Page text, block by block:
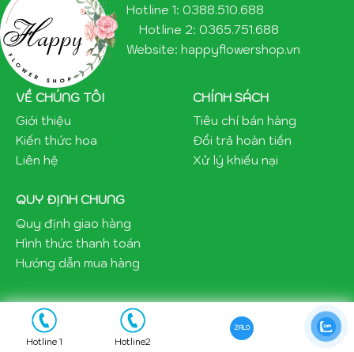
Hotline 1: 0388.510.688
Hotline 2: 0365.751.688
Website: happyflowershop.vn
VỀ CHÚNG TÔI
Giới thiệu
Kiến thức hoa
Liên hệ
CHÍNH SÁCH
Tiêu chí bán hàng
Đổi trả hoàn tiền
Xử lý khiếu nại
QUY ĐỊNH CHUNG
Quy định giao hàng
Hình thức thanh toán
Hướng dẫn mua hàng
Copyright 2021 ©happyflowershop.vn
Hotline 1 Hotline2
ZALO